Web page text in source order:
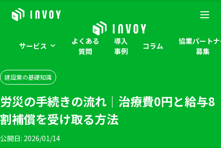
サービス
よくある
質問
導入
事例
コラム
協業パート
募集
建設業の基礎知識
労災の手続きの流れ｜治療費0円と給与8
割補償を受け取る方法
公開日: 2026/01/14